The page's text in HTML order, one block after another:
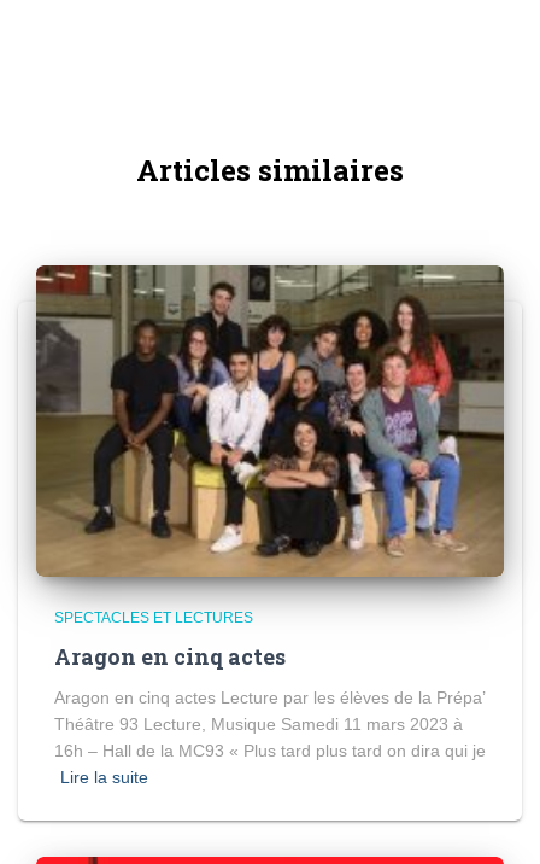
Articles similaires
SPECTACLES ET LECTURES
Aragon en cinq actes
Aragon en cinq actes Lecture par les élèves de la Prépa’
Théâtre 93 Lecture, Musique Samedi 11 mars 2023 à
16h – Hall de la MC93 « Plus tard plus tard on dira qui je
Lire la suite